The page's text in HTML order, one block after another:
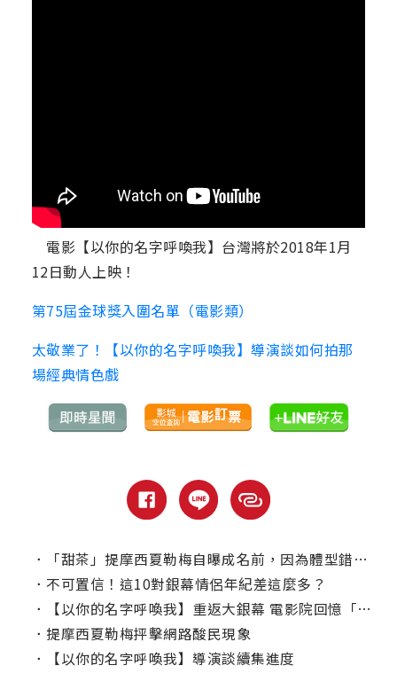
電影【以你的名字呼喚我】台灣將於2018年1月
12日動人上映！
第75屆金球獎入圍名單（電影類）
太敬業了！【以你的名字呼喚我】導演談如何拍那
場經典情色戲
．
「甜茶」提摩西夏勒梅自曝成名前，因為體型錯過了很多電影！
． 不可置信！這10對銀幕情侶年紀差這麼多？
．
【以你的名字呼喚我】重返大銀幕 電影院回憶「甜茶」揪心愛戀
． 提摩西夏勒梅抨擊網路酸民現象
．
【以你的名字呼喚我】導演談續集進度